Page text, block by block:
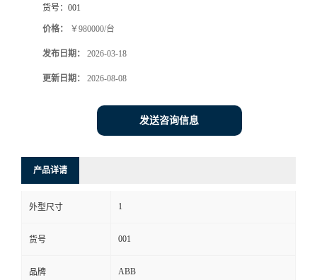
货号： 001
价格： ￥980000/台
发布日期： 2026-03-18
更新日期： 2026-08-08
发送咨询信息
产品详请
外型尺寸 1
货号 001
品牌 ABB